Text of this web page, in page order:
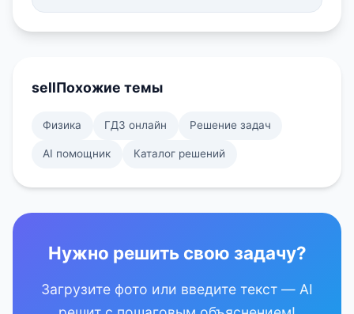
sellПохожие темы
Физика ГДЗ онлайн Решение задач
AI помощник Каталог решений
Нужно решить свою задачу?
Загрузите фото или введите текст — AI